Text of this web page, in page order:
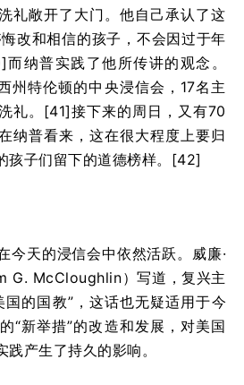
礼敞开了大门。他自己承认了这
改和相信的孩子，不会因过于年
纳普实践了他所传讲的观念。
州特伦顿的中央浸信会，17名主
礼。[41]接下来的周日，又有70
纳普看来，这在很大程度上要归
孩子们留下的道德榜样。[42]
今天的浸信会中依然活跃。威廉·
G. McCloughlin）写道，复兴主
国的国教”，这话也无疑适用于今
“新举措”的改造和发展，对美国
产生了持久的影响。